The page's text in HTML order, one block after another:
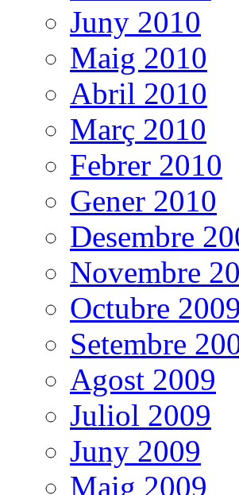
Juny 2010
Maig 2010
Abril 2010
Març 2010
Febrer 2010
Gener 2010
Desembre
Novembre
Octubre 2009
Setembre
Agost 2009
Juliol 2009
Juny 2009
Maig 2009